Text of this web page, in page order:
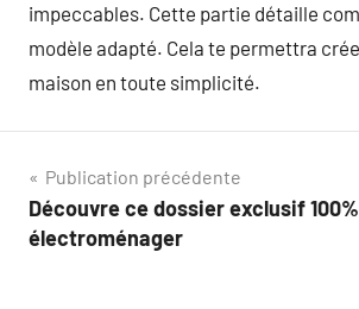
impeccables. Cette partie détaille
modèle adapté. Cela te permettra
maison en toute simplicité.
Navigation
de
Publication précédente
Découvre ce dossier exclusif
électroménager